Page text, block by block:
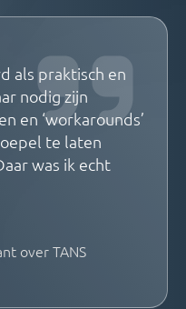
als praktisch en
nodig zijn
en ‘workarounds’
te laten
was ik echt
over TANS